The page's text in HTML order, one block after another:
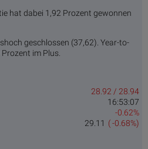
hat dabei 1,92 Prozent gewonnen
geschlossen (37,62). Year-to-
im Plus.
28.92 / 28.94
16:53:07
-0.62%
( -0.68%)
29.11